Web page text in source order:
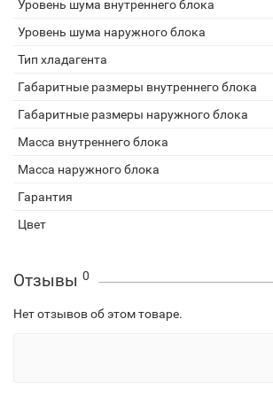
Уровень шума внутреннего блока
Уровень шума наружного блока
Тип хладагента
Габаритные размеры внутреннего блока
Габаритные размеры наружного блока
Масса внутреннего блока
Масса наружного блока
Гарантия
Цвет
Отзывы 0
Нет отзывов об этом товаре.